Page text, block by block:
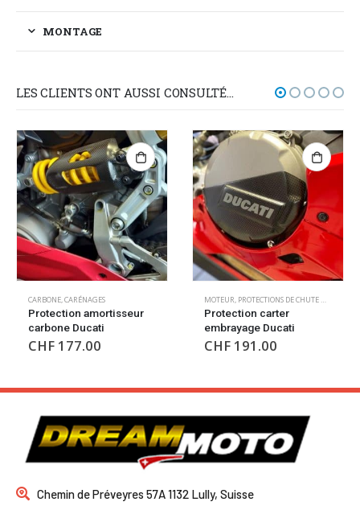
MONTAGE
LES CLIENTS ONT AUSSI CONSULTÉ…
MOTEUR,PROTECTIONS DE CHUTE MOTEUR
Protection carter
embrayage Ducati
CHF191.00
CARBONE,CARÉNAGES
Bulle en carbone Ducati
CHF339.00
Chemin de Préveyres 57A 1132 Lully, Suisse